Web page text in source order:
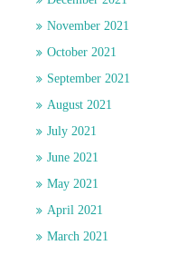
November 2021
October 2021
September 2021
August 2021
July 2021
June 2021
May 2021
April 2021
March 2021